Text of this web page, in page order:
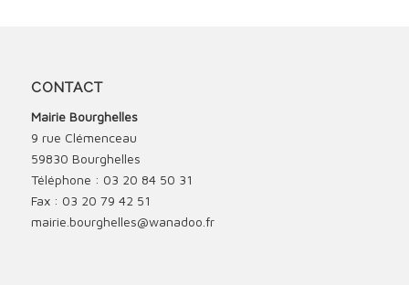
CONTACT
Mairie Bourghelles
9 rue Clémenceau
59830 Bourghelles
Téléphone : 03 20 84 50 31
Fax : 03 20 79 42 51
mairie.bourghelles@wanadoo.fr